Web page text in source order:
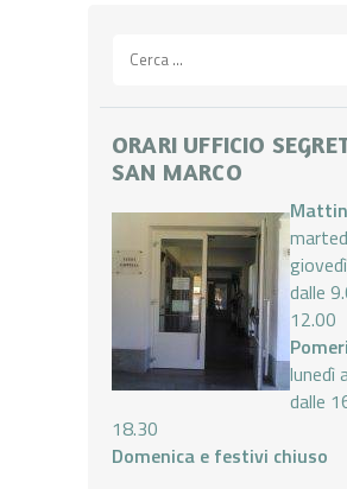
per:
ORARI UFFICIO
SAN MARCO
dalle
12.00
lunedì
dalle
18.30
Domenica e festivi chiuso